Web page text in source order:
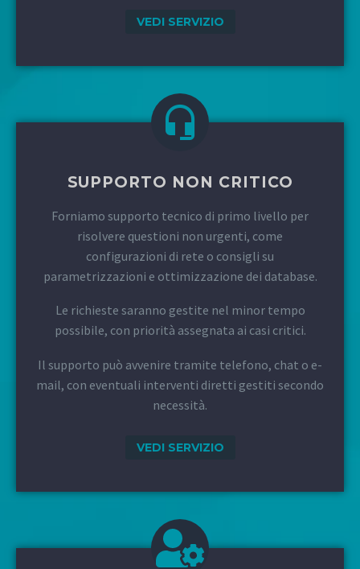
VEDI SERVIZIO
SUPPORTO NON CRITICO
Forniamo supporto tecnico di primo livello per
risolvere questioni non urgenti, come
configurazioni di rete o consigli su
parametrizzazioni e ottimizzazione dei database.
Le richieste saranno gestite nel minor tempo
possibile, con priorità assegnata ai casi critici.
Il supporto può avvenire tramite telefono, chat o e-
mail, con eventuali interventi diretti gestiti secondo
necessità.
VEDI SERVIZIO